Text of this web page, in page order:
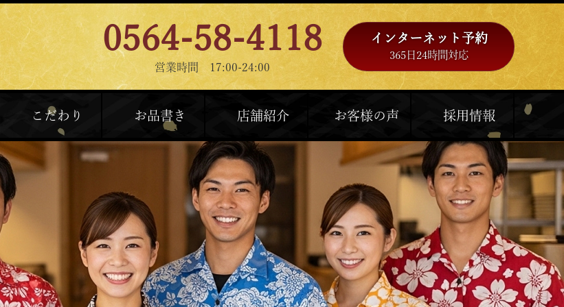
0564-58-4118
営業時間 17:00-24:00
インターネット予約
365日24時間対応
こだわり お品書き 店舗紹介 お客様の声 採用情報